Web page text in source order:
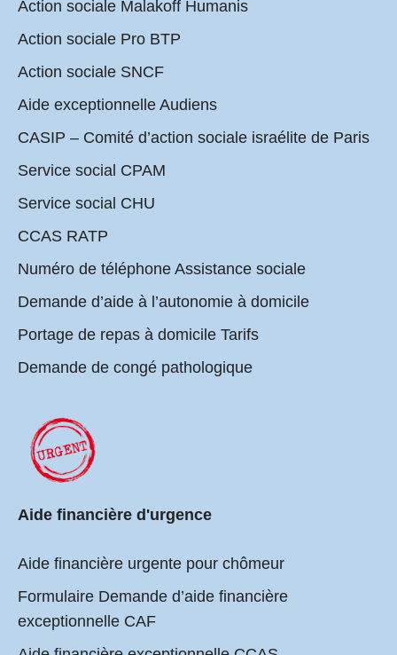
Action sociale Malakoff Humanis
Action sociale Pro BTP
Action sociale SNCF
Aide exceptionnelle Audiens
CASIP – Comité d’action sociale israélite de Paris
Service social CPAM
Service social CHU
CCAS RATP
Numéro de téléphone Assistance sociale
Demande d’aide à l’autonomie à domicile
Portage de repas à domicile Tarifs
Demande de congé pathologique
Aide financière d'urgence
Aide financière urgente pour chômeur
Formulaire Demande d’aide financière
exceptionnelle CAF